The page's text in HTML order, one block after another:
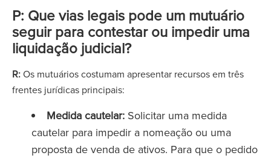
P: Que vias legais pode um mutuário
seguir para contestar ou impedir uma
liquidação judicial?
R:Os mutuários costumam apresentar recursos em três
frentes jurídicas principais:
Medida cautelar: Solicitar uma medida
cautelar para impedir a nomeação ou uma
proposta de venda de ativos. Para que o pedido